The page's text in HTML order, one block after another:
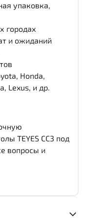
упаковка,
городах
и ожиданий
Honda,
Lexus, и др.
TEYES CC3 под
вопросы и